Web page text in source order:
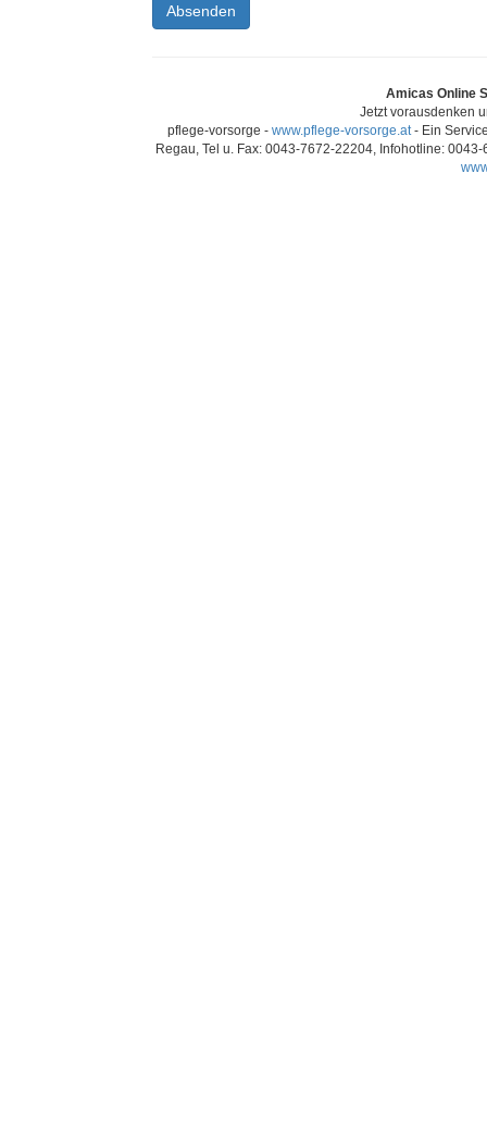
Absenden
Amicas Online
Jetzt vorausdenken
pflege-vorsorge - www.pflege-vorsorge.at- Ein
Regau, Tel u. Fax: 0043-7672-22204, Infohotline: